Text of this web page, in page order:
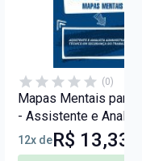
(0)
Mapas Mentais para
- Assistente e
Administrativo e
Segurança do
12x deR$ 13,33